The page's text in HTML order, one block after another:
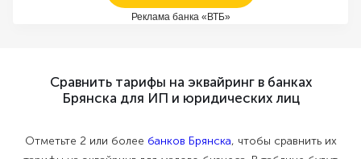
Реклама банка «ВТБ»
Сравнить тарифы на эквайринг в банках
Брянска для ИП и юридических лиц
Отметьте 2 или более банков Брянска, чтобы сравнить их